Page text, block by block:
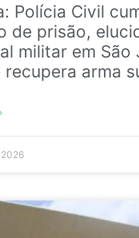
Polícia Civil
de prisão,
militar em São
recupera arma